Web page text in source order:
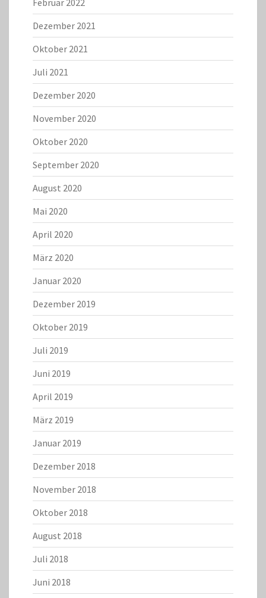
Dezember 2021
Oktober 2021
Juli 2021
Dezember 2020
November 2020
Oktober 2020
September 2020
August 2020
Mai 2020
April 2020
März 2020
Januar 2020
Dezember 2019
Oktober 2019
Juli 2019
Juni 2019
April 2019
März 2019
Januar 2019
Dezember 2018
November 2018
Oktober 2018
August 2018
Juli 2018
Juni 2018